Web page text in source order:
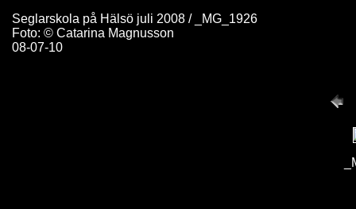
Seglarskola på Hälsö juli 2008 / _MG_1926
Foto: © Catarina Magnusson
08-07-10